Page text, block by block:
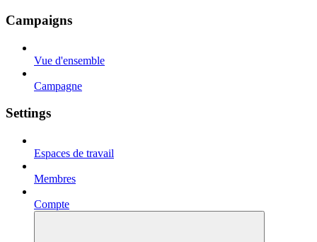
Campaigns
Vue d'ensemble
Campagne
Settings
Espaces de travail
Membres
Compte